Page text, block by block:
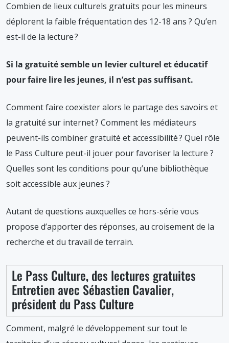
Combien de lieux culturels gratuits pour les mineurs
déplorent la faible fréquentation des 12-18 ans ? Qu’en
est-il de la lecture ?
Si la gratuité semble un levier culturel et éducatif
pour faire lire les jeunes, il n’est pas suffisant.
Comment faire coexister alors le partage des savoirs et
la gratuité sur internet ? Comment les médiateurs
peuvent-ils combiner gratuité et accessibilité ? Quel rôle
le Pass Culture peut-il jouer pour favoriser la lecture ?
Quelles sont les conditions pour qu’une bibliothèque
soit accessible aux jeunes ?
Autant de questions auxquelles ce hors-série vous
propose d’apporter des réponses, au croisement de la
recherche et du travail de terrain.
Le Pass Culture, des lectures gratuites
Entretien avec Sébastien Cavalier,
président du Pass Culture
Comment, malgré le développement sur tout le